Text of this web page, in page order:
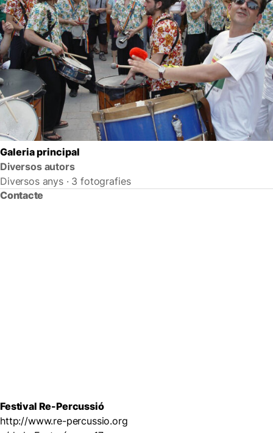
Galeria principal
Diversos autors
Diversos anys · 3 fotografies
Contacte
Festival Re-Percussió
http://www.re-percussio.org